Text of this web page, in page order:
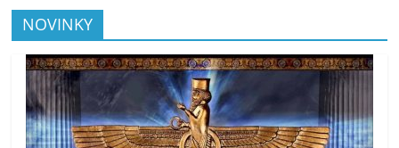
NOVINKY